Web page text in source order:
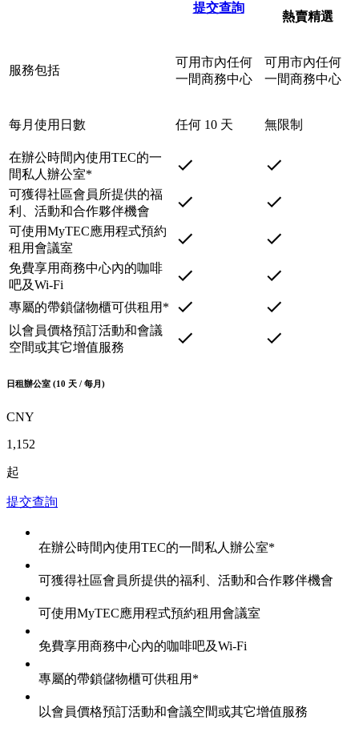
提交查詢
熱賣精選
服務包括
可用市內任何
一間商務中心
可用市內任何
一間商務中心
每月使用日數 任何 10 天 無限制
在辦公時間內使用TEC的一
間私人辦公室*
可獲得社區會員所提供的福
利、活動和合作夥伴機會
可使用MyTEC應用程式預約
租用會議室
免費享用商務中心內的咖啡
吧及Wi-Fi
專屬的帶鎖儲物櫃可供租用*
以會員價格預訂活動和會議
空間或其它增值服務
日租辦公室 (10 天 / 每月)
CNY
1,152
起
提交查詢
在辦公時間內使用TEC的一間私人辦公室*
可獲得社區會員所提供的福利、活動和合作夥伴機會
可使用MyTEC應用程式預約租用會議室
免費享用商務中心內的咖啡吧及Wi-Fi
專屬的帶鎖儲物櫃可供租用*
以會員價格預訂活動和會議空間或其它增值服務